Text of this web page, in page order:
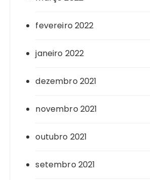
fevereiro 2022
janeiro 2022
dezembro 2021
novembro 2021
outubro 2021
setembro 2021